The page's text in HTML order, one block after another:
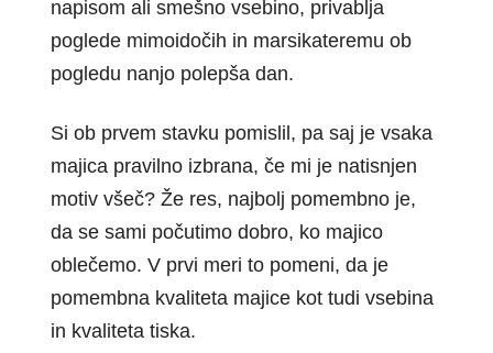
napisom ali smešno vsebino, privablja
poglede mimoidočih in marsikateremu ob
pogledu nanjo polepša dan.
Si ob prvem stavku pomislil, pa saj je vsaka
majica pravilno izbrana, če mi je natisnjen
motiv všeč? Že res, najbolj pomembno je,
da se sami počutimo dobro, ko majico
oblečemo. V prvi meri to pomeni, da je
pomembna kvaliteta majice kot tudi vsebina
in kvaliteta tiska.